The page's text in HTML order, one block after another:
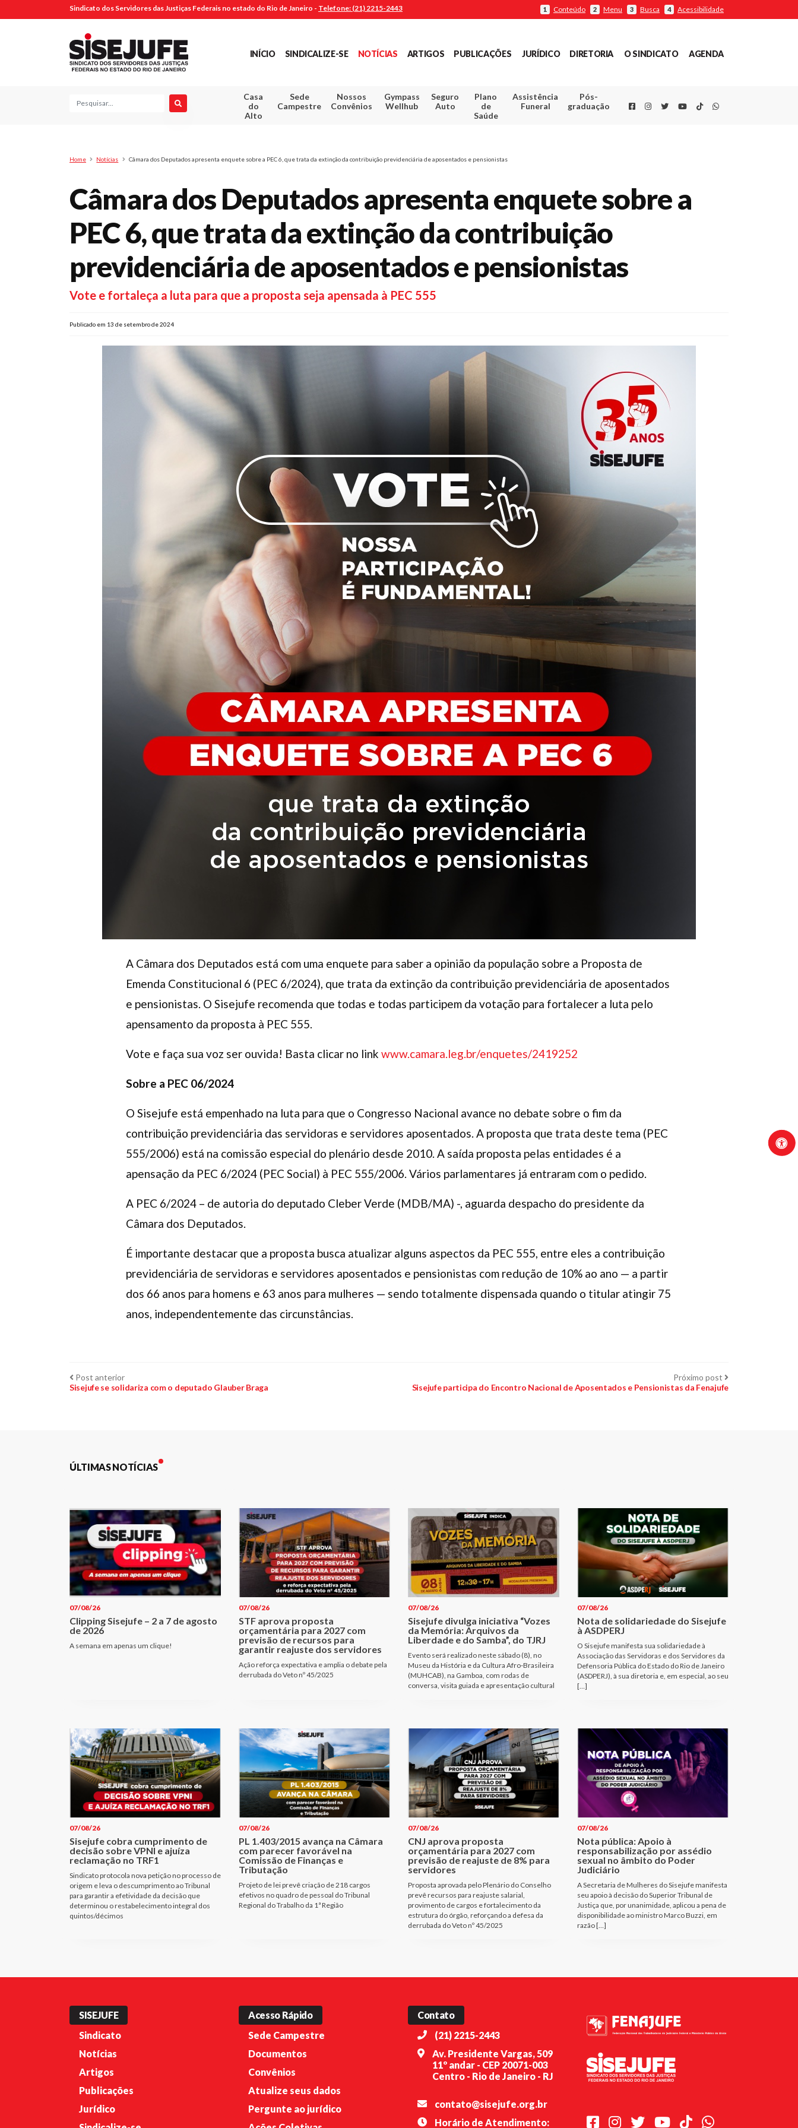
Sindicato dos Servidores das Justiças Federais no estado do Rio de Janeiro - Telefone: (21) 2215-2443 1 Conteúdo 2 Menu 3 Busca 4 Acessibilidade
INÍCIO SINDICALIZE-SE NOTÍCIAS ARTIGOS PUBLICAÇÕES JURÍDICO DIRETORIA O SINDICATO AGENDA
Pesquisa
Casa
do
Alto
Sede
Campestre
Nossos
Convênios
Gympass
Wellhub
Seguro
Auto
Plano
de
Saúde
Assistência
Funeral
Pós-
graduação
FacebookInstagram
TwitterYoutube
TikTokWhatsapp
Home Notícias Câmara dos Deputados apresenta enquete sobre a PEC 6, que trata da extinção da contribuição previdenciária de aposentados e pensionistas
Câmara dos Deputados apresenta enquete sobre a
PEC 6, que trata da extinção da contribuição
previdenciária de aposentados e pensionistas
Vote e fortaleça a luta para que a proposta seja apensada à PEC 555
Publicado em 13 de setembro de 2024
A Câmara dos Deputados está com uma enquete para saber a opinião da população sobre a Proposta de
Emenda Constitucional 6 (PEC 6/2024), que trata da extinção da contribuição previdenciária de aposentados
e pensionistas. O Sisejufe recomenda que todas e todas participem da votação para fortalecer a luta pelo
apensamento da proposta à PEC 555.
Vote e faça sua voz ser ouvida! Basta clicar no link www.camara.leg.br/enquetes/2419252
Sobre a PEC 06/2024
O Sisejufe está empenhado na luta para que o Congresso Nacional avance no debate sobre o fim da
contribuição previdenciária das servidoras e servidores aposentados. A proposta que trata deste tema (PEC
555/2006) está na comissão especial do plenário desde 2010. A saída proposta pelas entidades é a
apensação da PEC 6/2024 (PEC Social) à PEC 555/2006. Vários parlamentares já entraram com o pedido.
A PEC 6/2024 – de autoria do deputado Cleber Verde (MDB/MA) -, aguarda despacho do presidente da
Câmara dos Deputados.
É importante destacar que a proposta busca atualizar alguns aspectos da PEC 555, entre eles a contribuição
previdenciária de servidoras e servidores aposentados e pensionistas com redução de 10% ao ano — a partir
dos 66 anos para homens e 63 anos para mulheres — sendo totalmente dispensada quando o titular atingir 75
anos, independentemente das circunstâncias.
Navegação
Post anteriorPost
anterior:
Sisejufe se solidariza com o deputado Glauber Braga
Próximo post Próximo
post:
Sisejufe participa do Encontro Nacional de Aposentados e Pensionistas da Fenajufe
ÚLTIMAS NOTÍCIAS
07/08/26
Clipping Sisejufe – 2 a 7 de agosto
de 2026
A semana em apenas um clique!
07/08/26
STF aprova proposta
orçamentária para 2027 com
previsão de recursos para
garantir reajuste dos servidores
Ação reforça expectativa e amplia o debate pela
derrubada do Veto nº 45/2025
07/08/26
Sisejufe divulga iniciativa “Vozes
da Memória: Arquivos da
Liberdade e do Samba”, do TJRJ
Evento será realizado neste sábado (8), no
Museu da História e da Cultura Afro-Brasileira
(MUHCAB), na Gamboa, com rodas de
conversa, visita guiada e apresentação cultural
07/08/26
Nota de solidariedade do Sisejufe
à ASDPERJ
O Sisejufe manifesta sua solidariedade à
Associação das Servidoras e dos Servidores da
Defensoria Pública do Estado do Rio de Janeiro
(ASDPERJ), à sua diretoria e, em especial, ao seu
[…]
07/08/26
Sisejufe cobra cumprimento de
decisão sobre VPNI e ajuíza
reclamação no TRF1
Sindicato protocola nova petição no processo de
origem e leva o descumprimento ao Tribunal
para garantir a efetividade da decisão que
determinou o restabelecimento integral dos
quintos/décimos
07/08/26
PL 1.403/2015 avança na Câmara
com parecer favorável na
Comissão de Finanças e
Tributação
Projeto de lei prevê criação de 218 cargos
efetivos no quadro de pessoal do Tribunal
Regional do Trabalho da 1ª Região
07/08/26
CNJ aprova proposta
orçamentária para 2027 com
previsão de reajuste de 8% para
servidores
Proposta aprovada pelo Plenário do Conselho
prevê recursos para reajuste salarial,
provimento de cargos e fortalecimento da
estrutura do órgão, reforçando a defesa da
derrubada do Veto nº 45/2025
07/08/26
Nota pública: Apoio à
responsabilização por assédio
sexual no âmbito do Poder
Judiciário
A Secretaria de Mulheres do Sisejufe manifesta
seu apoio à decisão do Superior Tribunal de
Justiça que, por unanimidade, aplicou a pena de
disponibilidade ao ministro Marco Buzzi, em
razão […]
SISEJUFE
Sindicato
Notícias
Artigos
Publicações
Jurídico
Acesso Rápido
Sede Campestre
Documentos
Convênios
Atualize seus dados
Pergunte ao jurídico
Contato
(21) 2215-2443
Av. Presidente Vargas, 509
11º andar - CEP 20071-003
Centro - Rio de Janeiro - RJ
contato@sisejufe.org.br
Horário de Atendimento:
FacebookInstagram
TwitterYoutubeTikTokWhatsapp